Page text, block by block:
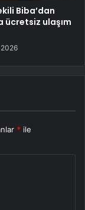
Biba’dan
ücretsiz ulaşım
* ile